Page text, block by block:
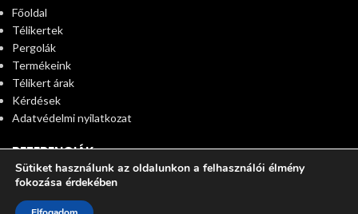
Főoldal
Télikertek
Pergolák
Termékeink
Télikert árak
Kérdések
Adatvédelmi nyilatkozat
REFERENCIÁK
© 2025 Télikert. All rights reserved
Sütiket használunk az oldalunkon a felhasználói élmény
fokozása érdekében